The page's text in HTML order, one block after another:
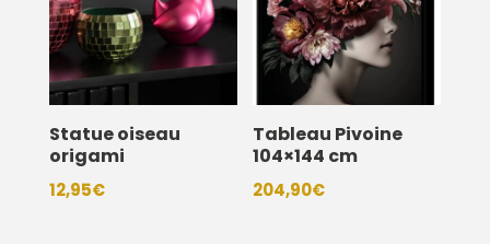
Statue oiseau
origami
12,95€
Tableau Pivoine
104×144 cm
204,90€